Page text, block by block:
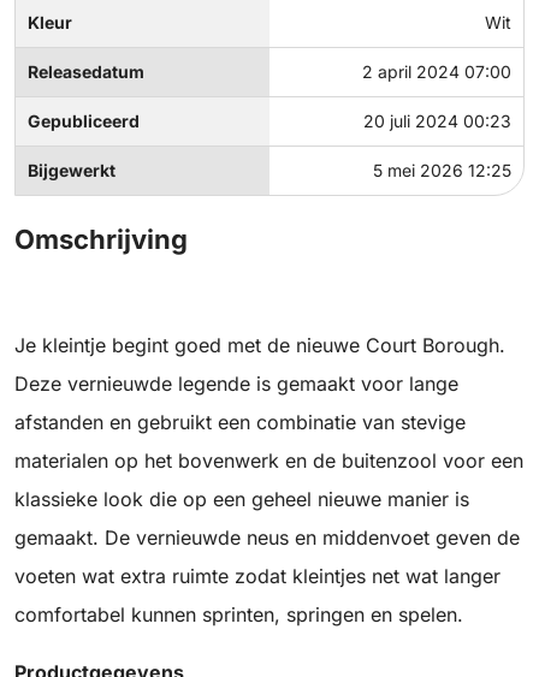
Kleur Wit
Releasedatum 2 april 2024 07:00
Gepubliceerd 20 juli 2024 00:23
Bijgewerkt 5 mei 2026 12:25
Omschrijving
Je kleintje begint goed met de nieuwe Court Borough.
Deze vernieuwde legende is gemaakt voor lange
afstanden en gebruikt een combinatie van stevige
materialen op het bovenwerk en de buitenzool voor een
klassieke look die op een geheel nieuwe manier is
gemaakt. De vernieuwde neus en middenvoet geven de
voeten wat extra ruimte zodat kleintjes net wat langer
comfortabel kunnen sprinten, springen en spelen.